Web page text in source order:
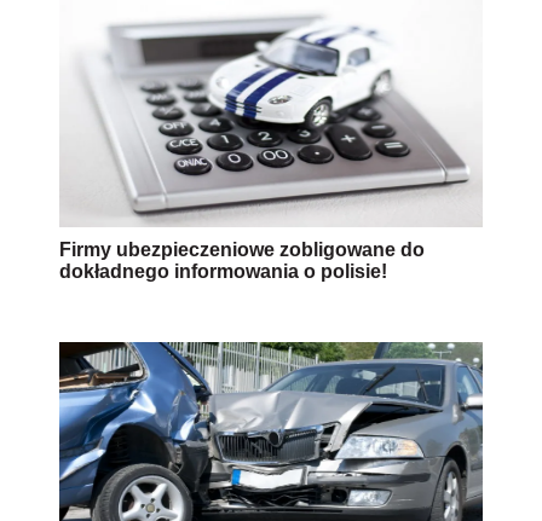
Firmy ubezpieczeniowe zobligowane do
dokładnego informowania o polisie!